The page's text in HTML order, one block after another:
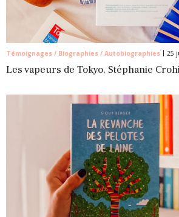
Témoignages / Biographies / Autobiographies 25
Les vapeurs de Tokyo, Stéphanie